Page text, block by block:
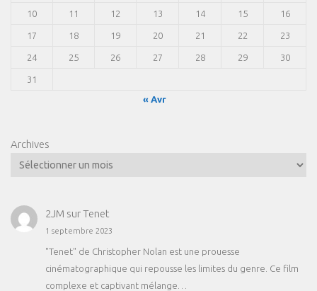
10 11 12 13 14 15 16
17 18 19 20 21 22 23
24 25 26 27 28 29 30
31
« Avr
Archives
2JM surTenet
1 septembre 2023
"Tenet" de Christopher Nolan est une prouesse
cinématographique qui repousse les limites du genre. Ce film
complexe et captivant mélange…